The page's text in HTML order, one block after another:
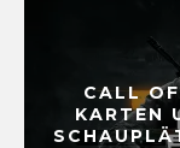
CALL
KARTEN